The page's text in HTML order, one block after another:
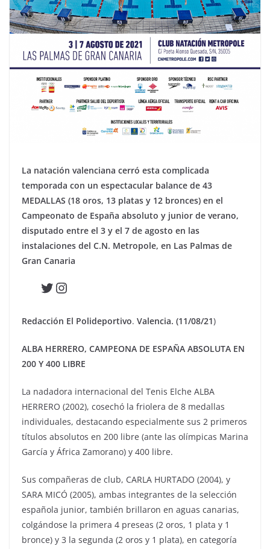
La natación valenciana cerró esta complicada
temporada con un espectacular balance de 43
MEDALLAS (18 oros, 13 platas y 12 bronces) en el
Campeonato de España absoluto y junior de verano,
disputado entre el 3 y el 7 de agosto en las
instalaciones del C.N. Metropole, en Las Palmas de
Gran Canaria
Twitter
Instagram
Redacción El Polideportivo. Valencia. (11/08/21)
ALBA HERRERO, CAMPEONA DE ESPAÑA ABSOLUTA EN
200 Y 400 LIBRE
La nadadora internacional del Tenis Elche ALBA
HERRERO (2002), cosechó la friolera de 8 medallas
individuales, destacando especialmente sus 2 primeros
títulos absolutos en 200 libre (ante las olímpicas Marina
García y África Zamorano) y 400 libre.
Sus compañeras de club, CARLA HURTADO (2004), y
SARA MICÓ (2005), ambas integrantes de la selección
española junior, también brillaron en aguas canarias,
colgándose la primera 4 preseas (2 oros, 1 plata y 1
bronce) y 3 la segunda (2 oros y 1 plata), en categoría